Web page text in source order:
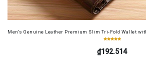
Men's Genuine Leather Premium Slim Tri-Fold Wallet
₫192.514